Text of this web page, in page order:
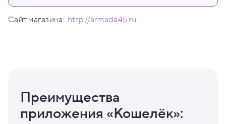
Сайт магазина: http://armada45.ru
Преимущества
приложения «Кошелёк»: